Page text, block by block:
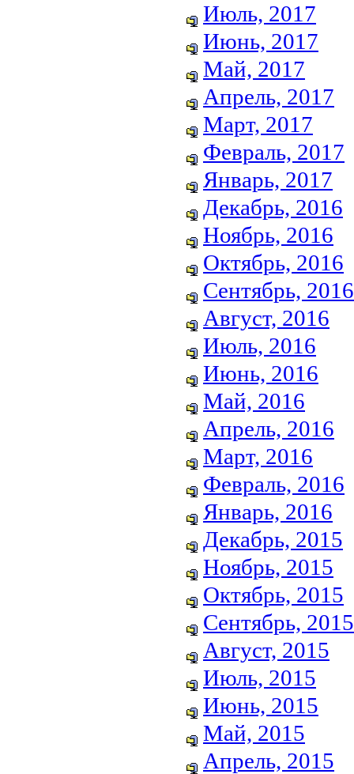
Июль, 2017
Июнь, 2017
Май, 2017
Апрель, 2017
Март, 2017
Февраль, 2017
Январь, 2017
Декабрь, 2016
Ноябрь, 2016
Октябрь, 2016
Сентябрь, 2016
Август, 2016
Июль, 2016
Июнь, 2016
Май, 2016
Апрель, 2016
Март, 2016
Февраль, 2016
Январь, 2016
Декабрь, 2015
Ноябрь, 2015
Октябрь, 2015
Сентябрь, 2015
Август, 2015
Июль, 2015
Июнь, 2015
Май, 2015
Апрель, 2015